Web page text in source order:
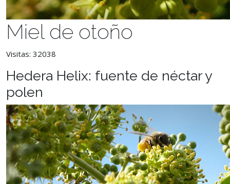
Miel de otoño
Visitas: 32038
Hedera Helix: fuente de néctar y
polen